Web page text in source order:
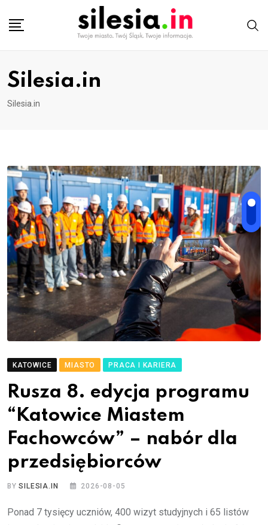
Silesia.in
Silesia.in
KATOWICE MIASTO PRACA I KARIERA
Rusza 8. edycja programu
“Katowice Miastem
Fachowców” – nabór dla
przedsiębiorców
BYSILESIA.IN 2026-08-05
Ponad 7 tysięcy uczniów, 400 wizyt studyjnych i 65 listów